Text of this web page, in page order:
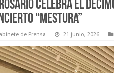
celebra el
“Mestura”
de Prensa 21 junio, 2026